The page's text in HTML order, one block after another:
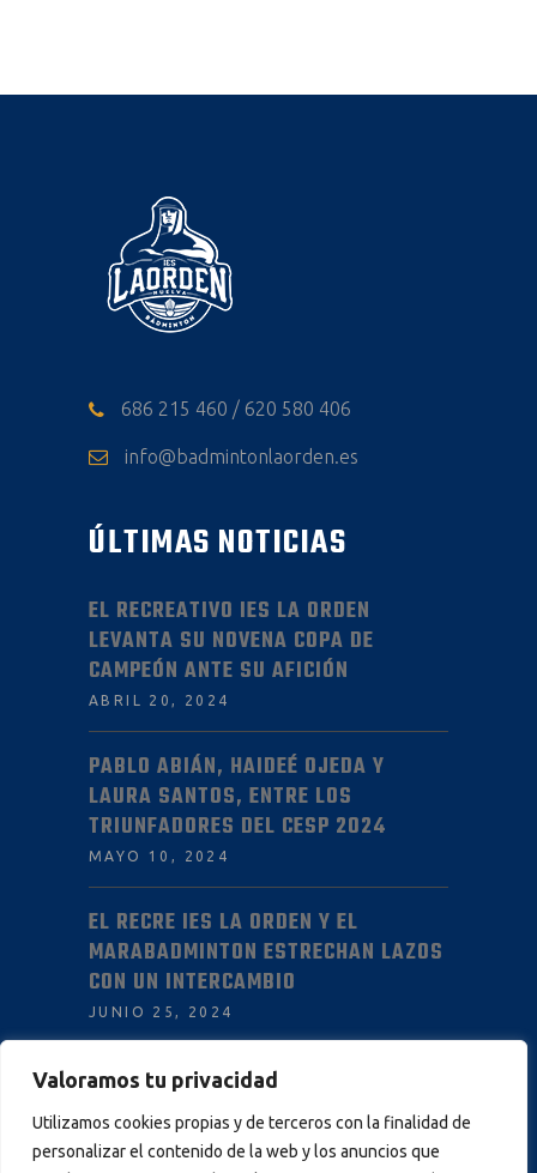
Valoramos tu privacidad
Utilizamos cookies propias y de terceros con la finalidad de
personalizar el contenido de la web y los anuncios que
686 215 460 / 620 580 406
info@badmintonlaorden.es
ÚLTIMAS NOTICIAS
EL RECREATIVO IES LA ORDEN
LEVANTA SU NOVENA COPA DE
CAMPEÓN ANTE SU AFICIÓN
ABRIL 20, 2024
PABLO ABIÁN, HAIDEÉ OJEDA Y
LAURA SANTOS, ENTRE LOS
TRIUNFADORES DEL CESP 2024
MAYO 10, 2024
EL RECRE IES LA ORDEN Y EL
MARABADMINTON ESTRECHAN LAZOS
CON UN INTERCAMBIO
JUNIO 25, 2024
INFORMACIÓN